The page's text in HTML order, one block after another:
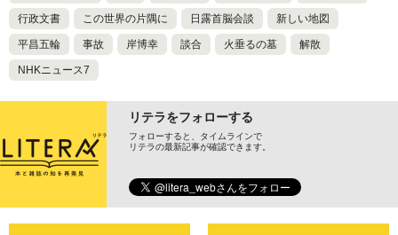
行政文書 この世界の片隅に 日露首脳会談 新しい地図
平昌五輪 事故 岸博幸 談合 火垂るの墓 解散
NHKニュース7
リテラをフォローする
フォローすると、タイムラインで
リテラの最新記事が確認できます。